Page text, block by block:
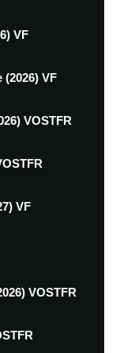
VF
(2026) VF
VOSTFR
VF
VOSTFR